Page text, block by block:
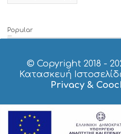
Popular
© Copyright 2018 -
Κατασκευή
Privacy &